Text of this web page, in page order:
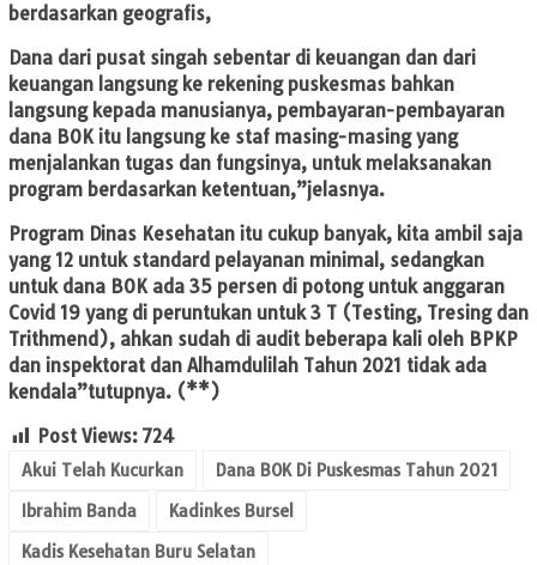
berdasarkan geografis,
Dana dari pusat singah sebentar di keuangan dan dari
keuangan langsung ke rekening puskesmas bahkan
langsung kepada manusianya, pembayaran-pembayaran
dana BOK itu langsung ke staf masing-masing yang
menjalankan tugas dan fungsinya, untuk melaksanakan
program berdasarkan ketentuan,”jelasnya.
Program Dinas Kesehatan itu cukup banyak, kita ambil saja
yang 12 untuk standard pelayanan minimal, sedangkan
untuk dana BOK ada 35 persen di potong untuk anggaran
Covid 19 yang di peruntukan untuk 3 T (Testing, Tresing dan
Trithmend), ahkan sudah di audit beberapa kali oleh BPKP
dan inspektorat dan Alhamdulilah Tahun 2021 tidak ada
kendala”tutupnya. (**)
Post Views: 724
Akui Telah Kucurkan
Dana BOK Di Puskesmas Tahun 2021
Ibrahim Banda
Kadinkes Bursel
Kadis Kesehatan Buru Selatan